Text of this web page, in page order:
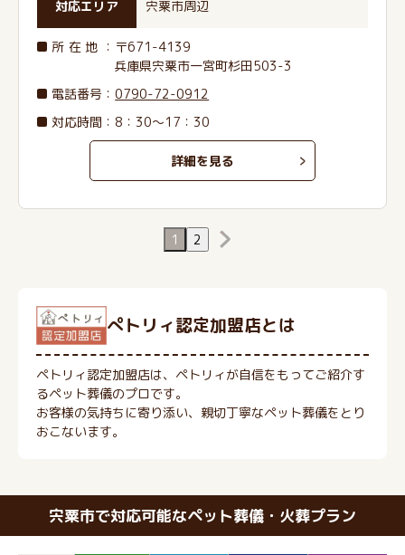
対応エリア 宍粟市周辺
所在地 ：〒671-4139
兵庫県宍粟市一宮町杉田503-3
電話番号 ：0790-72-0912
対応時間：8：30～17：30
詳細を見る
1 2
ぺトリィ認定加盟店とは
ペトリィ認定加盟店は、ペトリィが自信をもってご紹介す
るペット葬儀のプロです。
お客様の気持ちに寄り添い、親切丁寧なペット葬儀をとり
おこないます。
宍粟市で対応可能なペット葬儀・火葬プラン